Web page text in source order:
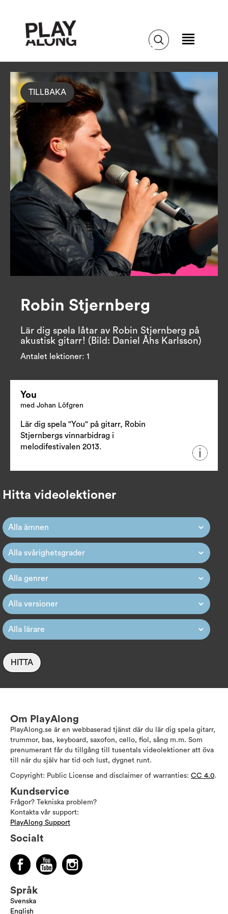
TILLBAKA
Robin Stjernberg
Lär dig spela låtar av Robin Stjernberg på
akustisk gitarr! (Bild: Daniel Åhs Karlsson)
Antalet lektioner: 1
You
med Johan Löfgren
Lär dig spela "You" på gitarr, Robin
Stjernbergs vinnarbidrag i
melodifestivalen 2013.
Hitta videolektioner
HITTA
Om PlayAlong
PlayAlong.se är en webbaserad tjänst där du lär dig spela gitarr,
trummor, bas, keyboard, saxofon, cello, fiol, sång m.m. Som
prenumerant får du tillgång till tusentals videolektioner att öva
till när du själv har tid och lust, dygnet runt.
Copyright: Public License and disclaimer of warranties: CC 4.0.
Kundservice
Frågor? Tekniska problem?
Kontakta vår support:
PlayAlong Support
Socialt
Språk
Svenska
English